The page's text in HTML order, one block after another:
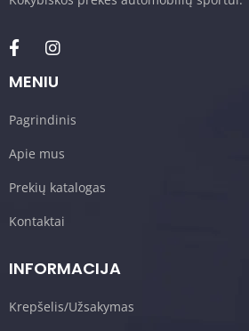
MENIU
Pagrindinis
Apie mus
Prekių katalogas
Kontaktai
INFORMACIJA
Krepšelis/Užsakymas